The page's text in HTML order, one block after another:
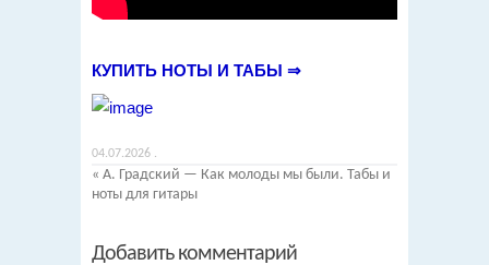
КУПИТЬ НОТЫ И ТАБЫ ⇒
04.07.2026 .
« А. Градский — Как молоды мы были. Табы и
ноты для гитары
Добавить комментарий